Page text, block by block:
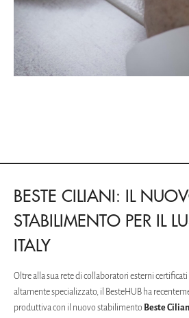
BESTE CILIANI: IL
STABILIMENTO PER IL
ITALY
Oltre alla sua rete di collaboratori esterni
altamente specializzato, il BesteHUB ha
produttiva con il nuovo stabilimento Beste